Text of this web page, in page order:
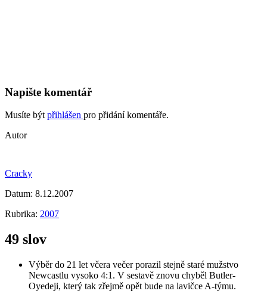
Napište komentář
Musíte být přihlášen pro přidání komentáře.
Autor
Cracky
Datum: 8.12.2007
Rubrika: 2007
49 slov
Výběr do 21 let včera večer porazil stejně staré mužstvo
Newcastlu vysoko 4:1. V sestavě znovu chyběl Butler-
Oyedeji, který tak zřejmě opět bude na lavičce A-týmu.